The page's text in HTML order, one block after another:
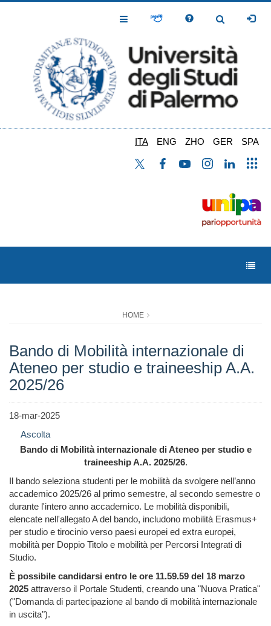
Toggle
Toggle
ITA ENG ZHO GER SPA
HOME
Bando di Mobilità internazionale di
Ateneo per studio e traineeship A.A.
2025/26
18-mar-2025
Ascolta
Bando di Mobilità internazionale di Ateneo per studio e
traineeship A.A. 2025/26.
Il bando seleziona studenti per le mobilità da svolgere nell’anno
accademico 2025/26 al primo semestre, al secondo semestre o
durante l'intero anno accademico. Le mobilità disponibili,
elencate nell'allegato A del bando, includono mobilità Erasmus+
per studio e tirocinio verso paesi europei ed extra europei,
mobilità per Doppio Titolo e mobilità per Percorsi Integrati di
Studio.
È possibile candidarsi entro le ore 11.59.59 del 18 marzo
2025 attraverso il Portale Studenti, creando una "Nuova Pratica"
("Domanda di partecipazione al bando di mobilità internazionale
in uscita").